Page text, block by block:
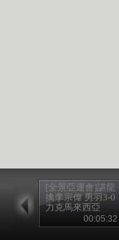
[全景亞運會]諶龍
擒李宗偉 男羽3-0
力克馬來西亞
00:05:32